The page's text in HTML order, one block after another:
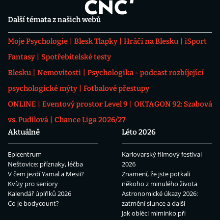
Další témata z našich webů
Moje Psychologie Blesk Tlapky Hráči na Blesku
iSport
Fantasy
Spotřebitelské testy
Blesku
Nemovitosti
Psychologika - podcast rozbíjející
psychologické mýty
Fotbalové přestupy
ONLINE
Eventový prostor Level 9
OKTAGON 92: Szabová
vs. Pudilová
Chance Liga 2026/27
Aktuálně
Epicentrum
Neštovice: příznaky, léčba
V čem jezdí Yamal a Mesii?
Kvízy pro seniory
Kalendář úplňků 2026
Co je bodycount?
Léto 2026
Karlovarský filmový festival
2026
Znamení, že jste potkali
někoho z minulého života
Astronomické úkazy 2026:
zatmění slunce a další
Jak obléci miminko při